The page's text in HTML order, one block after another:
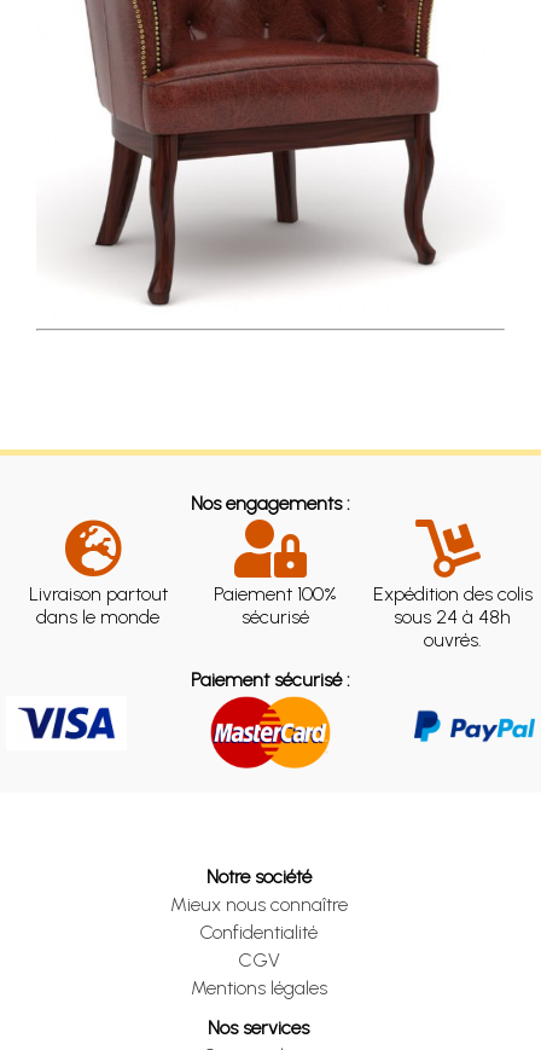
Nos engagements :
Livraison partout
dans le monde
Paiement 100%
sécurisé
Expédition des colis
sous 24 à 48h
ouvrés.
Paiement sécurisé :
Notre société
Mieux nous connaître
Confidentialité
CGV
Mentions légales
Nos services